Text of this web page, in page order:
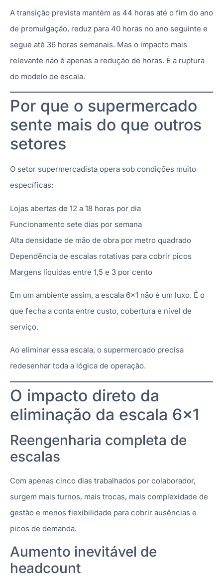
A transição prevista mantém as 44 horas até o fim do ano
de promulgação, reduz para 40 horas no ano seguinte e
segue até 36 horas semanais. Mas o impacto mais
relevante não é apenas a redução de horas. É a ruptura
do modelo de escala.
Por que o supermercado
sente mais do que outros
setores
O setor supermercadista opera sob condições muito
específicas:
Lojas abertas de 12 a 18 horas por dia
Funcionamento sete dias por semana
Alta densidade de mão de obra por metro quadrado
Dependência de escalas rotativas para cobrir picos
Margens líquidas entre 1,5 e 3 por cento
Em um ambiente assim, a escala 6×1 não é um luxo. É o
que fecha a conta entre custo, cobertura e nível de
serviço.
Ao eliminar essa escala, o supermercado precisa
redesenhar toda a lógica de operação.
O impacto direto da
eliminação da escala 6×1
Reengenharia completa de
escalas
Com apenas cinco dias trabalhados por colaborador,
surgem mais turnos, mais trocas, mais complexidade de
gestão e menos flexibilidade para cobrir ausências e
picos de demanda.
Aumento inevitável de
headcount